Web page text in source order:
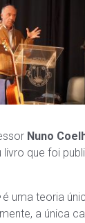
Nuno
que foi
é uma teoria
a única